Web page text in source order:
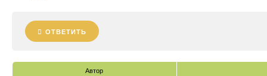
ОТВЕТИТЬ
Автор